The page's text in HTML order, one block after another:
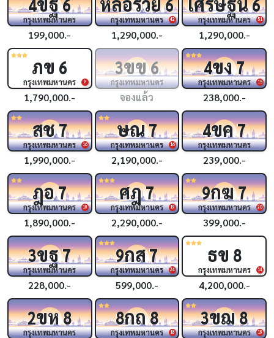
กรุงเทพมหานคร
199,000.-
42
กรุงเทพมหานคร
1,290,000.-
51
กรุงเทพมหานคร
1,290,000.-
9
ภข 6
กรุงเทพมหานคร
1,790,000.-
3ขข6
กรุงเทพมหานคร
จองแล้ว
15
4ขง7
กรุงเทพมหานคร
238,000.-
16
สช7
กรุงเทพมหานคร
1,990,000.-
16
ษณ7
กรุงเทพมหานคร
2,190,000.-
4ขค7
กรุงเทพมหานคร
239,000.-
18
ฎอ7
กรุงเทพมหานคร
1,890,000.-
19
ศฎ7
กรุงเทพมหานคร
2,290,000.-
20
9กฆ7
กรุงเทพมหานคร
399,000.-
3ขฐ7
กรุงเทพมหานคร
228,000.-
24
9กส7
กรุงเทพมหานคร
599,000.-
14
ธข 8
กรุงเทพมหานคร
4,200,000.-
2ขห8
กรุงเทพมหานคร 18
8กถ8
กรุงเทพมหานคร 18
3ขฌ8
กรุงเทพมหานคร